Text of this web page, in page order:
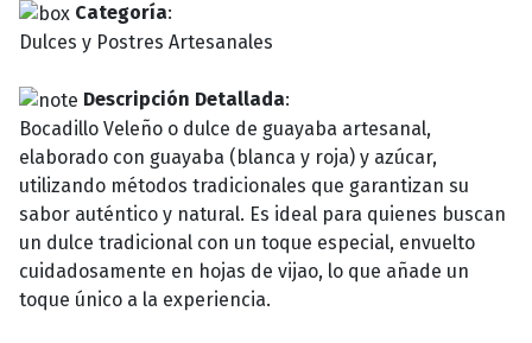
Categoría:
Dulces y Postres Artesanales
Descripción Detallada:
Bocadillo Veleño o dulce de guayaba artesanal,
elaborado con guayaba (blanca y roja) y azúcar,
utilizando métodos tradicionales que garantizan su
sabor auténtico y natural. Es ideal para quienes buscan
un dulce tradicional con un toque especial, envuelto
cuidadosamente en hojas de vijao, lo que añade un
toque único a la experiencia.